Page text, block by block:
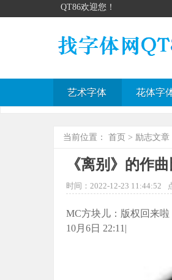
QT86欢迎您！
艺术字体 花体字
当前位置： 首页 > 励志文章
《离别》的作
时间：2022-12-23 11:44:52
MC方块儿：版权回来啦
10月6日 22:11|